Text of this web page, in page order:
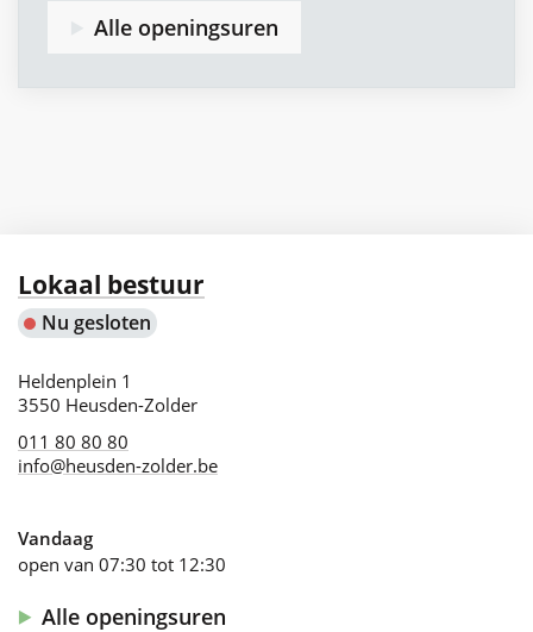
Alle openingsuren
Contact
Lokaal bestuur
Nu gesloten
Adres
Heldenplein 1
,3550 Heusden-Zolder
011 80 80 80
info@heusden-zolder.be
Vandaag
open van 07:30 tot 12:30
Alle openingsuren